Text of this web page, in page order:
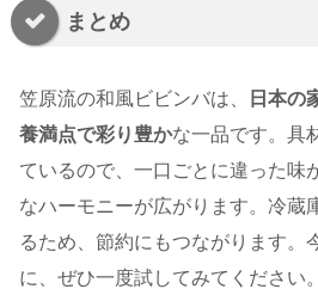
まとめ
笠原流の和風ビビンバは、
日本の
養満点で彩り豊かな一品です。具
ているので、一口ごとに違った味
なハーモニーが広がります。冷蔵
るため、節約にもつながります。
に、ぜひ一度試してみてください。